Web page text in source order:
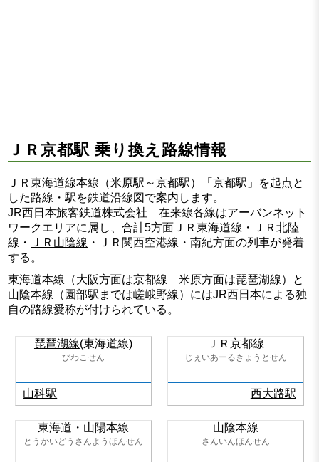
ＪＲ京都駅 乗り換え路線情報
ＪＲ東海道線本線（米原駅～京都駅）「京都駅」を起点と
した路線・駅を鉄道沿線図で案内します。
JR西日本旅客鉄道株式会社 在来線各線はアーバンネット
ワークエリアに属し、合計5方面ＪＲ東海道線・ＪＲ北陸
線・
ＪＲ山陰線 ・ＪＲ関西空港線・南紀方面の列車が発着
する。
東海道本線（大阪方面は京都線 米原方面は琵琶湖線）と
山陰本線（園部駅までは嵯峨野線）にはJR西日本による独
自の路線愛称が付けられている。
琵琶湖線(東海道線)
びわこせん
山科駅
ＪＲ京都線
じぇいあーるきょうとせん
西大路駅
東海道・山陽本線
とうかいどうさんようほんせん
山陰本線
さんいんほんせん